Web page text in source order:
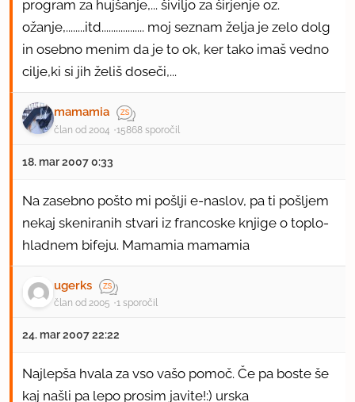
program za hujšanje,... šiviljo za širjenje oz.
ožanje,........itd.................. moj seznam želja je zelo dolg
in osebno menim da je to ok, ker tako imaš vedno
cilje,ki si jih želiš doseči,...
mamamia
član od 2004 15868 sporočil
18. mar 2007 0:33
Na zasebno pošto mi pošlji e-naslov, pa ti pošljem
nekaj skeniranih stvari iz francoske knjige o toplo-
hladnem bifeju. Mamamia mamamia
ugerks
član od 2005 1 sporočil
24. mar 2007 22:22
Najlepša hvala za vso vašo pomoč. Če pa boste še
kaj našli pa lepo prosim javite!:) urska